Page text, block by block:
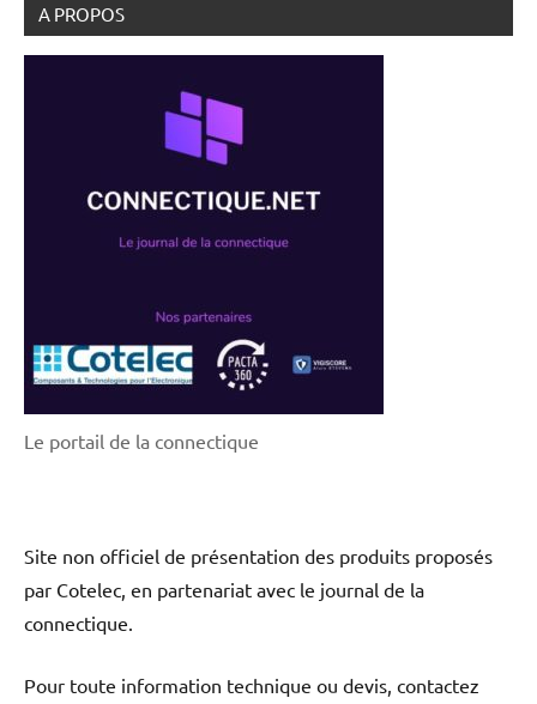
A PROPOS
Le portail de la connectique
Site non officiel de présentation des produits proposés
par Cotelec, en partenariat avec le journal de la
connectique.
Pour toute information technique ou devis, contactez